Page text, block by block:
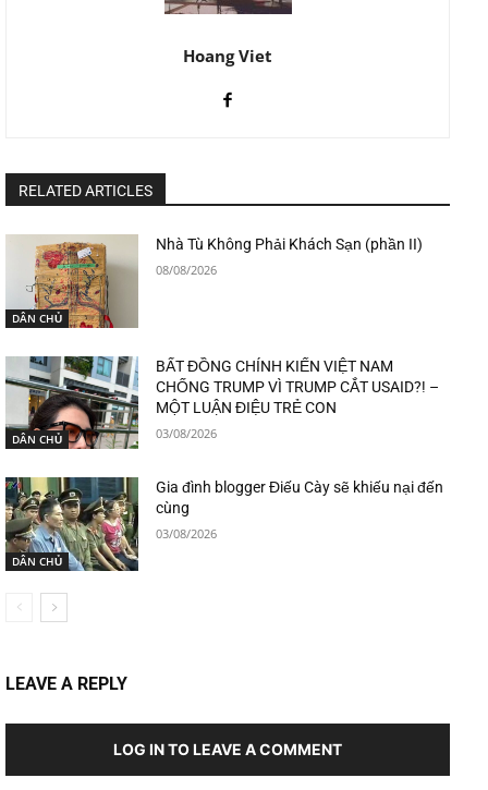
Hoang Viet
RELATED ARTICLES
DÂN CHỦ
Nhà Tù Không Phải Khách Sạn (phần II)
08/08/2026
DÂN CHỦ
BẤT ĐỒNG CHÍNH KIẾN VIỆT NAM
CHỐNG TRUMP VÌ TRUMP CẮT USAID?! –
MỘT LUẬN ĐIỆU TRẺ CON
03/08/2026
DÂN CHỦ
Gia đình blogger Điếu Cày sẽ khiếu nại đến
cùng
03/08/2026
LEAVE A REPLY
LOG IN TO LEAVE A COMMENT